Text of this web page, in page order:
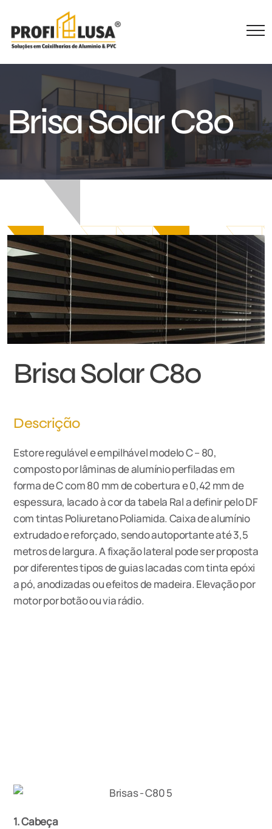
Brisa Solar C80
Brisa Solar C80
Descrição
Estore regulável e empilhável modelo C – 80,
composto por lâminas de alumínio perfiladas em
forma de C com 80 mm de cobertura e 0,42 mm de
espessura, lacado à cor da tabela Ral a definir pelo DF
com tintas Poliuretano Poliamida. Caixa de alumínio
extrudado e reforçado, sendo autoportante até 3,5
metros de largura. A fixação lateral pode ser proposta
por diferentes tipos de guias lacadas com tinta epóxi
a pó, anodizadas ou efeitos de madeira. Elevação por
motor por botão ou via rádio.
1. Cabeça